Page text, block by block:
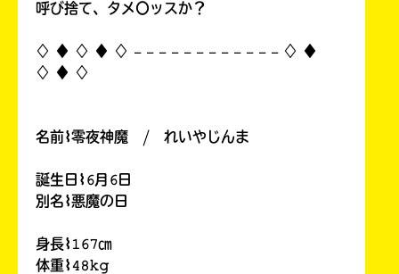
呼び捨て、タメ〇ッスか？
♢ ♦︎ ♢ ♦︎ ♢ 𓐄 𓐄 𓐄 𓐄 𓐄 𓐄 𓐄 𓐄 𓐄 𓐄 𓐄 𓐄 ♢ ♦︎
♢ ♦︎ ♢
名前⌇零夜神魔 / れいやじんま
誕生日⌇𝟼月𝟼日
別名⌇悪魔の日
身長⌇𝟷𝟼𝟽㎝
体重⌇𝟺𝟾𝚔𝚐